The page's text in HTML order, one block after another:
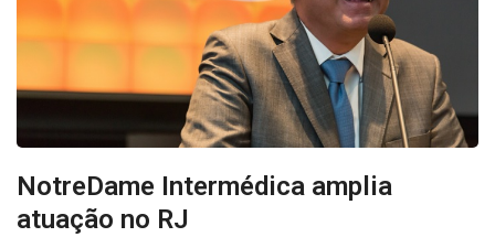
NotreDame Intermédica amplia
atuação no RJ